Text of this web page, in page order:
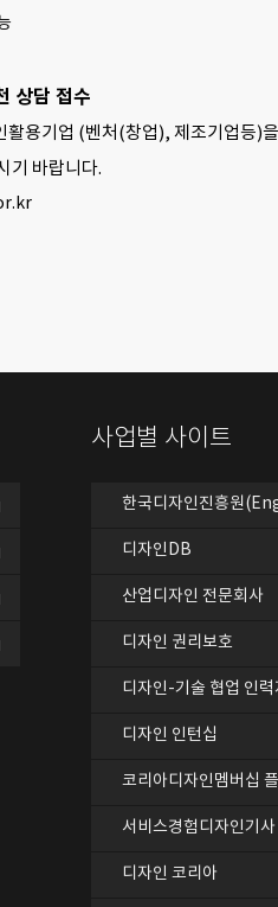
상담 접수
용기업 (벤처(창업), 제조기업등)
기 바랍니다.
사업별 사이트
한국디자인진흥원
디자인DB
산업디자인 전문회사
디자인 권리보호
디자인-기술 협업 인력
디자인 인턴십
코리아디자인멤버십
서비스경험디자인기사
디자인 코리아